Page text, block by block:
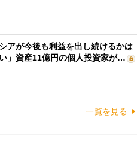
シアが今後も利益を出し続けるかは
」資産11億円の個人投資家が…
一覧を見る